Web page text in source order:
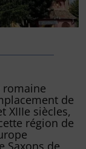
romaine
de
XIIIe siècles,
région de
Saxons de